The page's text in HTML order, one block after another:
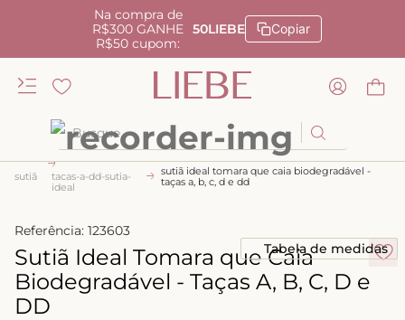
Na compra de
R$300 GANHE
R$50 cupom:
50LIEBE Copiar
Busque
sutiã
tacas-a-dd-sutia-
ideal
sutiã ideal tomara que caia biodegradável -
taças a, b, c, d e dd
Referência: 123603
Sutiã Ideal Tomara que Caia
Biodegradável - Taças A, B, C, D e
DD
Tabela de medidas
TERMOS MAIS BUSCADOS
camisola
sutiã
calcinha renda